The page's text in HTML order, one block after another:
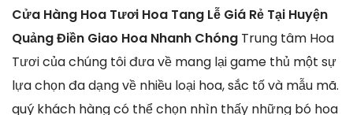
Cửa Hàng Hoa Tươi Hoa Tang Lễ Giá Rẻ Tại Huyện
Quảng Điền Giao Hoa Nhanh Chóng Trung tâm Hoa
Tươi của chúng tôi đưa về mang lại game thủ một sự
lựa chọn đa dạng về nhiều loại hoa, sắc tố và mẫu mã.
quý khách hàng có thể chọn nhìn thấy những bó hoa